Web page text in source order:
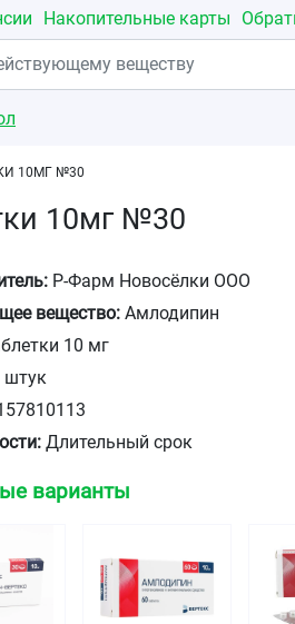
Накопительные карты
10МГ №30
10мг №30
Р-Фарм Новосёлки ООО
вещество: Амлодипин
10 мг
штук
Длительный срок
варианты